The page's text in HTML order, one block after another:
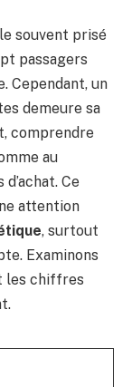
souvent prisé
passagers
Cependant, un
demeure sa
comprendre
au
Ce
attention
, surtout
Examinons
les chiffres